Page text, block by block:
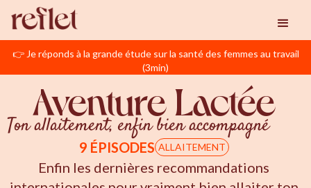
👉 Je réponds à la grande étude sur la santé des femmes au travail
(3min)
Aventure Lactée
Ton allaitement, enfin bien accompagné
9 ÉPISODES ALLAITEMENT
Enfin les dernières recommandations